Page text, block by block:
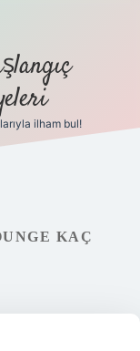
ilham bul!
KAÇ